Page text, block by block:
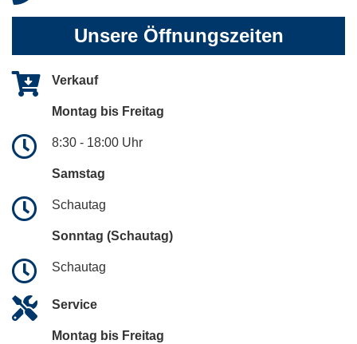
Unsere Öffnungszeiten
Verkauf
Montag bis Freitag
8:30 - 18:00 Uhr
Samstag
Schautag
Sonntag (Schautag)
Schautag
Service
Montag bis Freitag